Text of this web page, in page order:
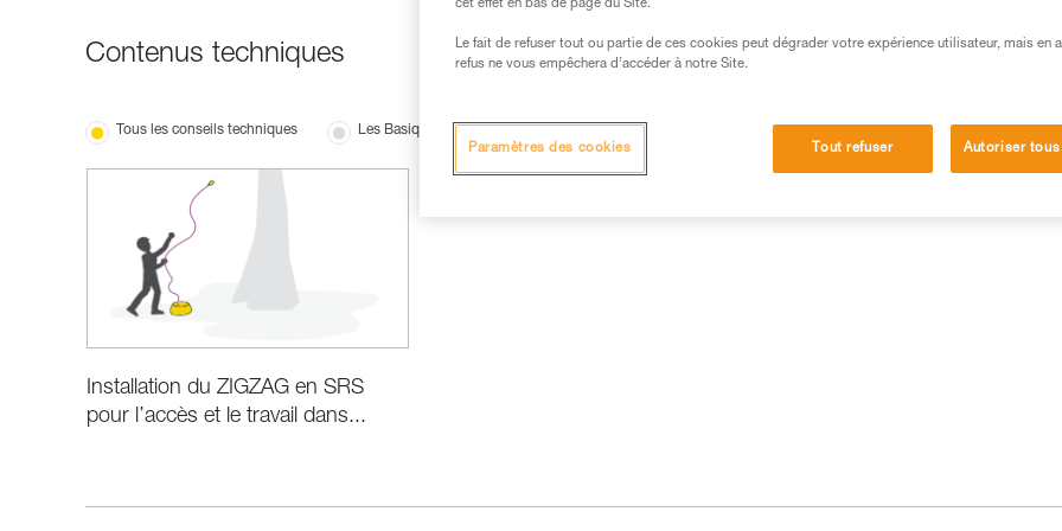
Contenus techniques
Tous les conseils techniques Les Basiques
Installation du ZIGZAG en SRS
pour l’accès et le travail dans...
cet effet en bas de page du Site.
Le fait de refuser tout ou partie de ces cookies peut dégrader votre expérience utilisateur, mais en
refus ne vous empêchera d’accéder à notre Site.
Tout refuser Autoriser
Paramètres des cookies